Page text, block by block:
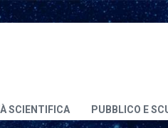
SCIENTIFICA PUBBLICO E